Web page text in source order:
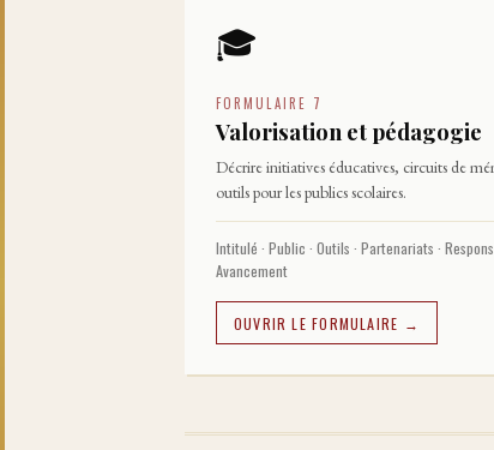
🎓
FORMULAIRE 7
Valorisation et pédagogie
Décrire initiatives éducatives, circuits de
outils pour les publics scolaires.
Intitulé · Public · Outils · Partenariats ·
Avancement
OUVRIR LE FORMULAIRE →